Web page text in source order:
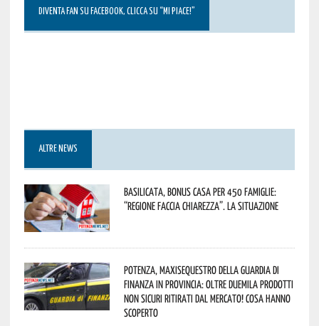
DIVENTA FAN SU FACEBOOK, CLICCA SU “MI PIACE!”
ALTRE NEWS
Basilicata, Bonus casa per 450 famiglie:
“Regione faccia chiarezza”. La situazione
Potenza, maxisequestro della Guardia di
Finanza in provincia: oltre duemila prodotti
non sicuri ritirati dal mercato! Cosa hanno
scoperto